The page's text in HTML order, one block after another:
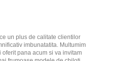
un plus de calitate clientilor
imbunatatita. Multumim
pana acum si va invitam